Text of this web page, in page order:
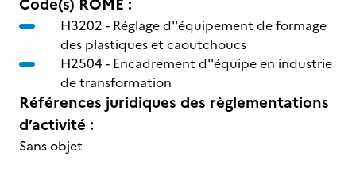
H3202 - Réglage d''équipement de formage
des plastiques et caoutchoucs
H2504 - Encadrement d''équipe en industrie
de transformation
Références juridiques des règlementations
d’activité :
Sans objet